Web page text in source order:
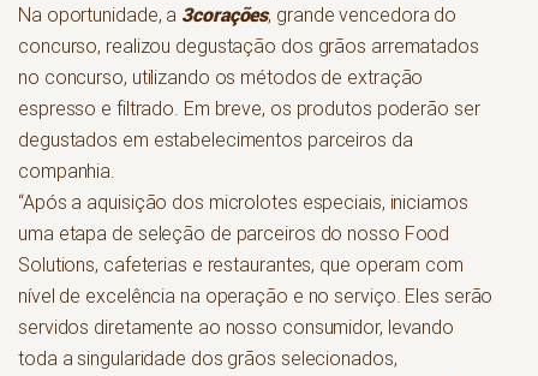
Na oportunidade, a 3corações, grande vencedora do
concurso, realizou degustação dos grãos arrematados
no concurso, utilizando os métodos de extração
espresso e filtrado. Em breve, os produtos poderão ser
degustados em estabelecimentos parceiros da
companhia.
“Após a aquisição dos microlotes especiais, iniciamos
uma etapa de seleção de parceiros do nosso Food
Solutions, cafeterias e restaurantes, que operam com
nível de excelência na operação e no serviço. Eles serão
servidos diretamente ao nosso consumidor, levando
toda a singularidade dos grãos selecionados,